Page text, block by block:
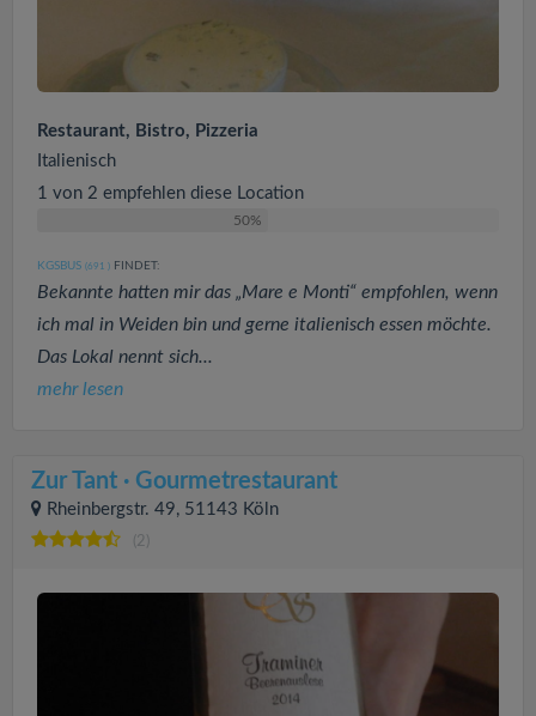
Restaurant, Bistro, Pizzeria
Italienisch
1 von 2 empfehlen diese Location
50%
KGSBUS (691 ) FINDET:
Bekannte hatten mir das „Mare e Monti“ empfohlen, wenn
ich mal in Weiden bin und gerne italienisch essen möchte.
Das Lokal nennt sich...
mehr lesen
Zur Tant · Gourmetrestaurant
Rheinbergstr. 49, 51143 Köln
(2)